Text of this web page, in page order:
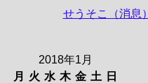
せうそこ（消息）
2018年1月
月
火 水 木 金 土
日